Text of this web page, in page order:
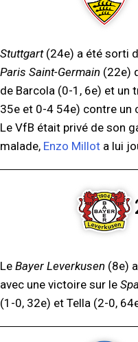
Stuttgart(24e) a été sorti
Paris Saint-Germain (22e)
de Barcola (0-1, 6e) et un
35e et 0-4 54e) contre un
Le VfB était privé de son
malade, Enzo Millot a lui
Le Bayer Leverkusen (8e)
avec une victoire sur le
(1-0, 32e) et Tella (2-0,